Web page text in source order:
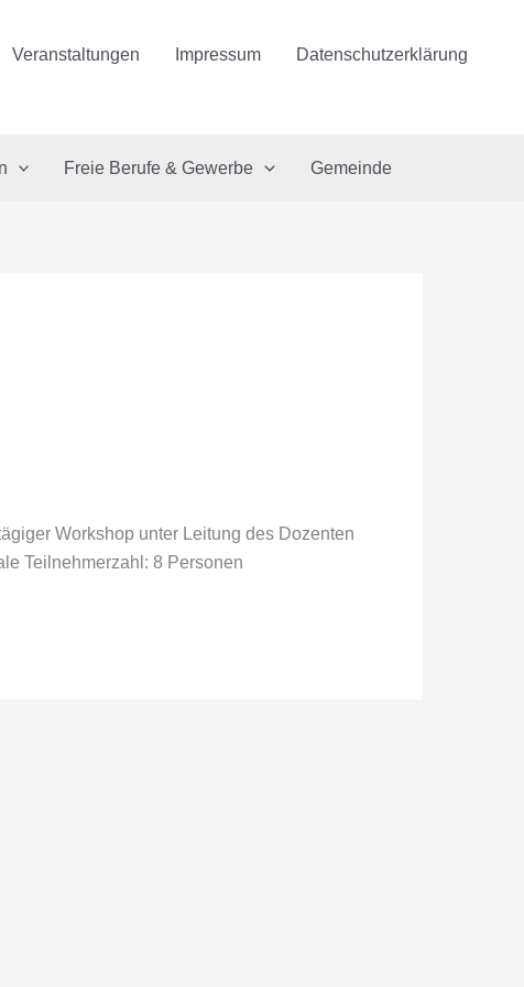
Veranstaltungen Impressum Datenschutzerklärung
Freie Berufe & Gewerbe Gemeinde
Workshop unter Leitung des Dozenten
Teilnehmerzahl: 8 Personen